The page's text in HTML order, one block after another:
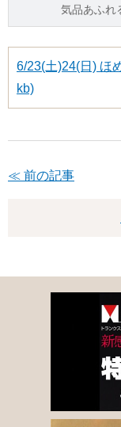
気品あふれ
6/23(土)24(日) ほ
kb)
≪ 前の記事